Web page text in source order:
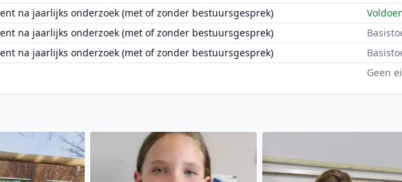
na jaarlijks onderzoek (met of zonder bestuursgesprek)
na jaarlijks onderzoek (met of zonder bestuursgesprek)
na jaarlijks onderzoek (met of zonder bestuursgesprek)
Geen